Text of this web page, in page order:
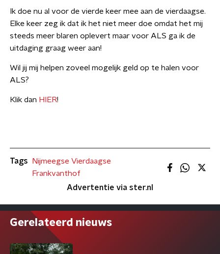
Ik doe nu al voor de vierde keer mee aan de vierdaagse.
Elke keer zeg ik dat ik het niet meer doe omdat het mij
steeds meer blaren oplevert maar voor ALS ga ik de
uitdaging graag weer aan!
Wil jij mij helpen zoveel mogelijk geld op te halen voor
ALS?
Klik dan HIER!
Tags
Nijmeegse Vierdaagse
Frankvanthof
Advertentie via ster.nl
Gerelateerd nieuws